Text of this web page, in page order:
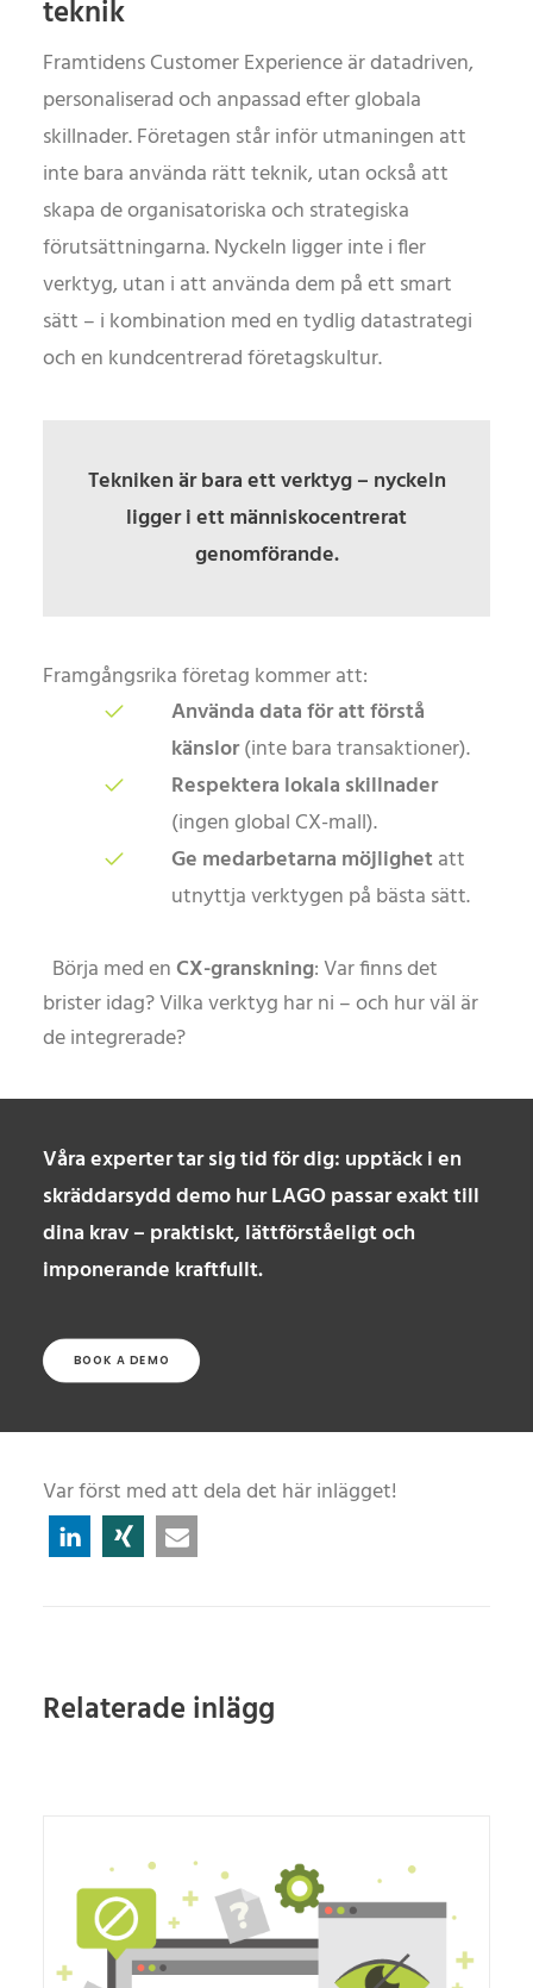
teknik
Framtidens Customer Experience är datadriven,
personaliserad och anpassad efter globala
skillnader. Företagen står inför utmaningen att
inte bara använda rätt teknik, utan också att
skapa de organisatoriska och strategiska
förutsättningarna. Nyckeln ligger inte i fler
verktyg, utan i att använda dem på ett smart
sätt – i kombination med en tydlig datastrategi
och en kundcentrerad företagskultur.
Tekniken är bara ett verktyg – nyckeln
ligger i ett människocentrerat
genomförande.
Framgångsrika företag kommer att:
Använda data för att förstå
känslor(inte bara transaktioner).
Respektera lokala skillnader
(ingen global CX-mall).
Ge medarbetarna möjlighetatt
utnyttja verktygen på bästa sätt.
Börja med enCX-granskning: Var finns det
brister idag? Vilka verktyg har ni – och hur väl är
de integrerade?
Våra experter tar sig tid för dig: upptäck i en
skräddarsydd demo hur LAGO passar exakt till
dina krav – praktiskt, lättförståeligt och
imponerande kraftfullt.
BOOK A DEMO
Var först med att dela det här inlägget!
Relaterade inlägg